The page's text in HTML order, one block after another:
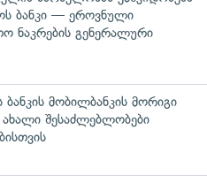
ბანკი — ეროვნული
ნაკრების გენერალური
მობილბანკის მორიგი
შესაძლებლობები